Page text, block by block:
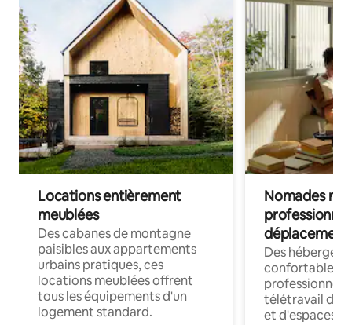
Locations entièrement
meublées
Des cabanes de montagne
paisibles aux appartements
urbains pratiques, ces
locations meublées offrent
tous les équipements d'un
logement standard.
Nomades
déplacement
Des
confortables
professionnels
télétravail
et d'espaces